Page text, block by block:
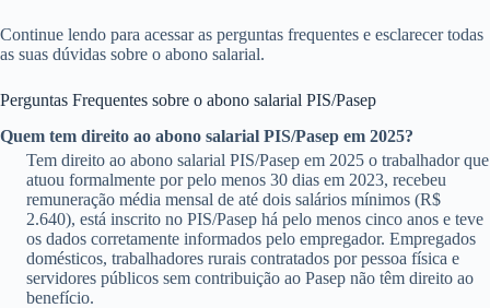
Continue lendo para acessar as perguntas frequentes e esclarecer todas
as suas dúvidas sobre o abono salarial.
Perguntas Frequentes sobre o abono salarial PIS/Pasep
Quem tem direito ao abono salarial PIS/Pasep em 2025?
Tem direito ao abono salarial PIS/Pasep em 2025 o trabalhador que
atuou formalmente por pelo menos 30 dias em 2023, recebeu
remuneração média mensal de até dois salários mínimos (R$
2.640), está inscrito no PIS/Pasep há pelo menos cinco anos e teve
os dados corretamente informados pelo empregador. Empregados
domésticos, trabalhadores rurais contratados por pessoa física e
servidores públicos sem contribuição ao Pasep não têm direito ao
benefício.